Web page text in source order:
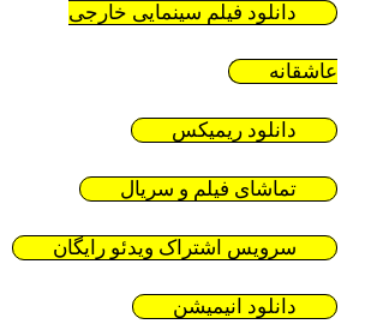
دانلود فیلم سینمایی خارجی
عاشقانه
دانلود ریمیکس
تماشای فیلم و سریال
سرویس اشتراک ویدئو رایگان
دانلود انیمیشن